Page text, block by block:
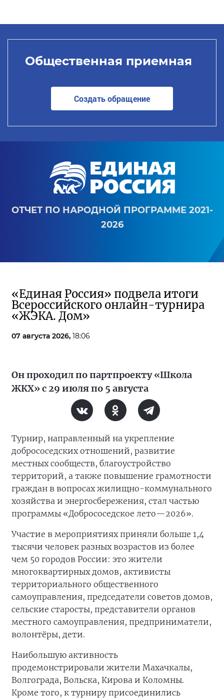
Общественная приемная
Создать обращение
ОТЧЕТ ПО НАРОДНОЙ ПРОГРАММЕ 2021-
2026
«Единая Россия» подвела итоги
Всероссийского онлайн-турнира
«ЖЭКА. Дом»
07 августа 2026, 18:06
Он проходил по партпроекту «Школа
ЖКХ» с 29 июля по 5 августа
Турнир, направленный на укрепление
добрососедских отношений, развитие
местных сообществ, благоустройство
территорий, а также повышение грамотности
граждан в вопросах жилищно-коммунального
хозяйства и энергосбережения, стал частью
программы «Добрососедское лето—2026».
Участие в мероприятиях приняли больше 1,4
тысячи человек разных возрастов из более
чем 50 городов России: это жители
многоквартирных домов, активисты
территориального общественного
самоуправления, председатели советов домов,
сельские старосты, представители органов
местного самоуправления, предприниматели,
волонтёры, дети.
Наибольшую активность
продемонстрировали жители Махачкалы,
Волгограда, Вольска, Кирова и Коломны.
Кроме того, к турниру присоединились